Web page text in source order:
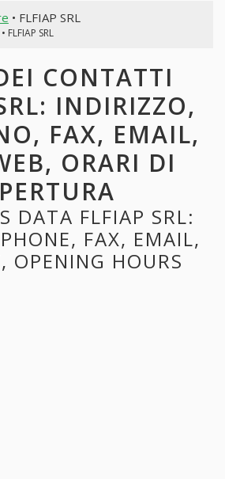
• FLFIAP SRL
• FLFIAP SRL
CONTATTI
INDIRIZZO,
FAX, EMAIL,
ORARI DI
DATA FLFIAP SRL:
FAX, EMAIL,
OPENING HOURS